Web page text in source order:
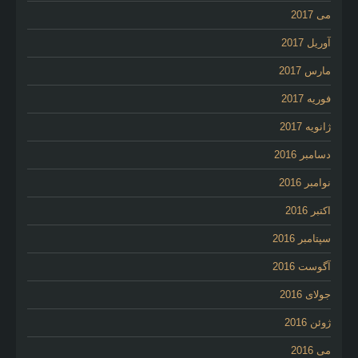
می 2017
آوریل 2017
مارس 2017
فوریه 2017
ژانویه 2017
دسامبر 2016
نوامبر 2016
اکتبر 2016
سپتامبر 2016
آگوست 2016
جولای 2016
ژوئن 2016
می 2016